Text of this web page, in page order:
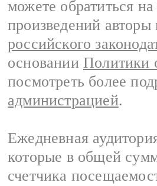
можете обратиться
произведений
российского
основании Политики
посмотреть более
администрацией.
Ежедневная
которые в общей
счетчика